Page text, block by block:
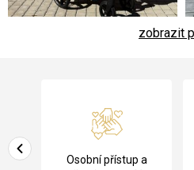
zobrazit
a
Osobní přístup a